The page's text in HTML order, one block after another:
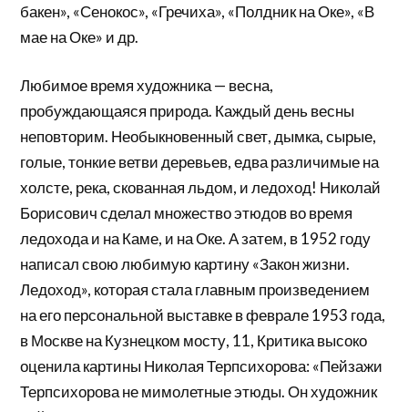
бакен», «Сенокос», «Гречиха», «Полдник на Оке», «В
мае на Оке» и др.
Любимое время художника — весна,
пробуждающаяся природа. Каждый день весны
неповторим. Необыкновенный свет, дымка, сырые,
голые, тонкие ветви деревьев, едва различимые на
холсте, река, скованная льдом, и ледоход! Николай
Борисович сделал множество этюдов во время
ледохода и на Каме, и на Оке. А затем, в 1952 году
написал свою любимую картину «Закон жизни.
Ледоход», которая стала главным произведением
на его персональной выставке в феврале 1953 года,
в Москве на Кузнецком мосту, 11, Критика высоко
оценила картины Николая Терпсихорова: «Пейзажи
Терпсихорова не мимолетные этюды. Он художник